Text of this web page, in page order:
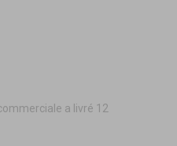
a livré 12